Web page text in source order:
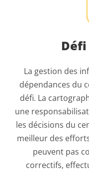
La gestion des
dépendances du
défi. La
une
les décisions du
meilleur des
peuvent pas
correctifs,